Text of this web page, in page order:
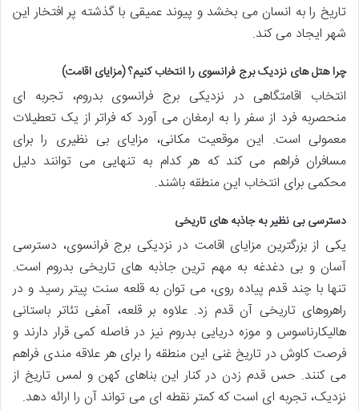
تاریخ را به انسان می بخشد و پیوند عمیقی با گذشته پر افتخار این
شهر ایجاد می کند.
چرا هتل های نزدیک برج فرانسوی را انتخاب کنیم؟ (مزایای اقامت)
انتخاب اقامتگاهی در نزدیکی برج فرانسوی بدروم، تجربه ای
منحصربه فرد از سفر را به ارمغان می آورد که فراتر از یک تعطیلات
معمولی است. این موقعیت مکانی، مزایای بی نظیری را برای
مسافران فراهم می کند که هر کدام به تنهایی می توانند دلیل
محکمی برای انتخاب این منطقه باشند.
دسترسی بی نظیر به جاذبه های تاریخی
یکی از بزرگترین مزایای اقامت در نزدیکی برج فرانسوی، دسترسی
آسان و بی دغدغه به مهم ترین جاذبه های تاریخی بدروم است.
تنها با چند قدم پیاده روی، می توان به قلعه سنت پیتر رسید و در
راهروهای تاریخی آن قدم زد. علاوه بر قلعه، آمفی تئاتر باستانی
هالیکارناسوس و موزه دریایی بدروم نیز در فاصله کمی قرار دارند و
فرصت کاوش در تاریخ غنی این منطقه را برای هر علاقه مندی فراهم
می کنند. حس قدم زدن در کنار این بناهای کهن و لمس تاریخ از
نزدیک، تجربه ای است که کمتر نقطه ای می تواند آن را ارائه دهد.